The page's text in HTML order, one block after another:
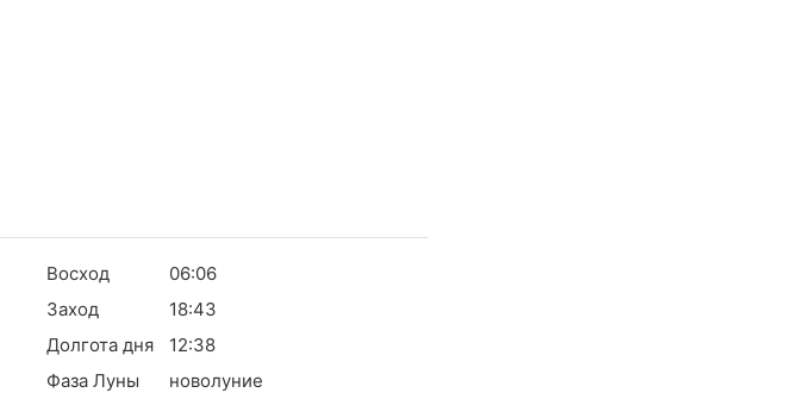
Восход
06:06
Заход
18:43
Долгота дня
12:38
Фаза Луны
новолуние